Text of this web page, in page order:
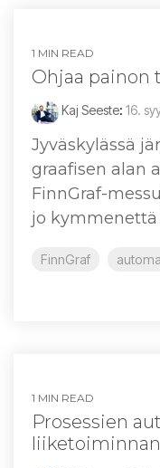
1 MIN READ
Ohjaa painon
Kaj Seeste: 16.
Jyväskylässä
graafisen alan
FinnGraf-
jo kymmenettä
FinnGraf
1 MIN READ
Prosessien